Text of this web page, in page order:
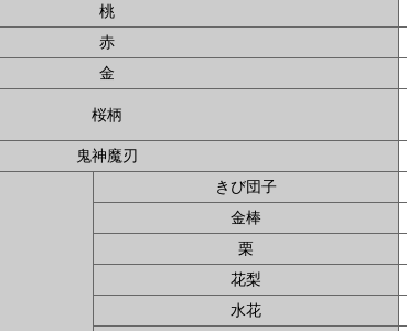
桃
赤
金
桜柄
鬼神魔刃
きび団子
金棒
栗
花梨
水花